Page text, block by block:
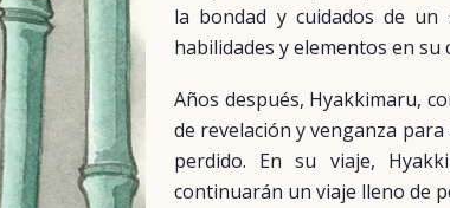
la bondad y cuidados de un
habilidades y elementos en
Años después, Hyakkimaru,
de revelación y venganza
perdido. En su viaje,
continuarán un viaje lleno de